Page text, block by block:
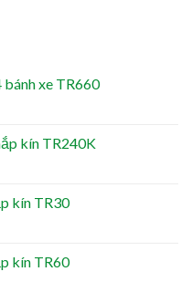
xe TR660
kín TR240K
kín TR30
kín TR60